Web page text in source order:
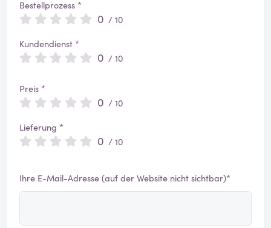
Bestellprozess *
0 / 10
Kundendienst *
0 / 10
Preis *
0 / 10
Lieferung *
0 / 10
Ihre E-Mail-Adresse (auf der Website nicht sichtbar)*